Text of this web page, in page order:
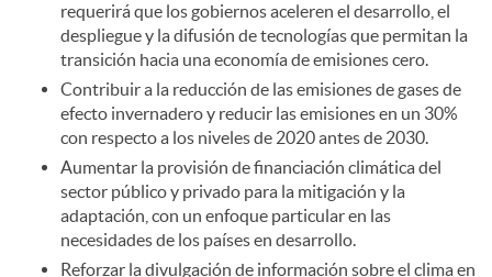
requerirá que los gobiernos aceleren el desarrollo, el
despliegue y la difusión de tecnologías que permitan la
transición hacia una economía de emisiones cero.
Contribuir a la reducción de las emisiones de gases de
efecto invernadero y reducir las emisiones en un 30%
con respecto a los niveles de 2020 antes de 2030.
Aumentar la provisión de financiación climática del
sector público y privado para la mitigación y la
adaptación, con un enfoque particular en las
necesidades de los países en desarrollo.
Reforzar la divulgación de información sobre el clima en